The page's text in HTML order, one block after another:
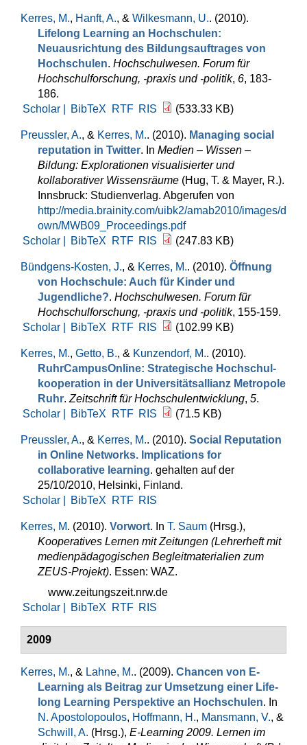
Kerres, M., Hanft, A., & Wilkesmann, U.. (2010).
Lifelong Learning an Hochschulen:
Neuausrichtung des Bildungsauftrages von
Hochschulen. Hochschulwesen. Forum für
Hochschulforschung, -praxis und -politik, 6, 183-
186.
Scholar |
BibTeX RTF RIS (533.33 KB)
Preussler, A., & Kerres, M.. (2010). Managing social
reputation in Twitter. In Medien – Wissen –
Bildung: Explorationen visualisierter und
kollaborativer Wissensräume (Hug, T. & Mayer, R.).
Innsbruck: Studienverlag. Abgerufen von
http://media.brainity.com/uibk2/amab2010/images/d
own/MWB09_Proceedings.pdf
Scholar |
BibTeX RTF RIS (247.83 KB)
Bündgens-Kosten, J., & Kerres, M.. (2010). Öffnung
von Hochschule: Auch für Kinder und
Jugendliche?. Hochschulwesen. Forum für
Hochschulforschung, -praxis und -politik, 155-159.
Scholar |
BibTeX RTF RIS (102.99 KB)
Kerres, M., Getto, B., & Kunzendorf, M.. (2010).
RuhrCampusOnline: Strategische Hochschul­
kooperation in der Universitätsallianz Metropole
Ruhr. Zeitschrift für Hochschulentwicklung, 5.
Scholar |
BibTeX RTF RIS (71.5 KB)
Preussler, A., & Kerres, M.. (2010). Social Reputation
in Online Networks. Implications for
collaborative learning. gehalten auf der
25/10/2010, Helsinki, Finland.
Scholar |
BibTeX RTF RIS
Kerres, M. (2010). Vorwort. In T. Saum (Hrsg.),
Kooperatives Lernen mit Zeitungen (Lehrerheft mit
medienpädagogischen Begleitmaterialien zum
ZEUS-Projekt). Essen: WAZ.
www.zeitungszeit.nrw.de
Scholar |
BibTeX RTF RIS
2009
Kerres, M., & Lahne, M.. (2009). Chancen von E-
Learning als Beitrag zur Umsetzung einer Life-
long Learning Perspektive an Hochschulen. In
N. Apostolopoulos, Hoffmann, H., Mansmann, V., &
Schwill, A. (Hrsg.), E-Learning 2009. Lernen im